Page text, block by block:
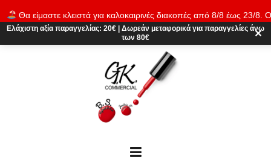
Θα είμαστε κλειστά για καλοκαιρινές διακοπές από 8/8 έως 23/8.
παραγγελίες θα εκτελούνται ξανά από 24/8. Καλό καλοκαίρι!
content
Ελάχιστη αξία παραγγελίας: 20€ Δωρεάν μεταφορικά για παραγγελίες άνω
των 80€
✕